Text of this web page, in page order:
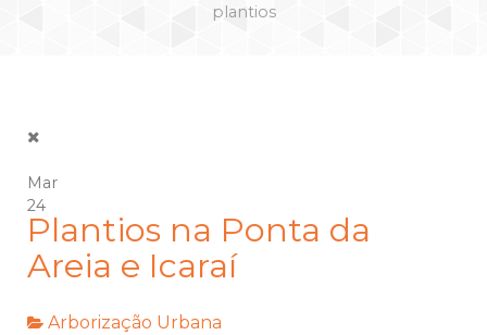
plantios
Mar
24
Plantios na Ponta da
Areia e Icaraí
Arborização Urbana